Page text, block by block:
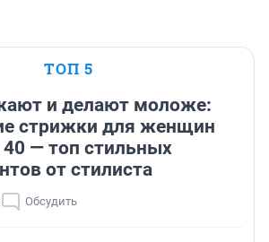
ТОП 5
и делают моложе:
стрижки для женщин
40 — топ стильных
от стилиста
Обсудить